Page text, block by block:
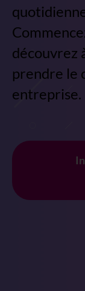
découvrez
prendre le
entreprise.